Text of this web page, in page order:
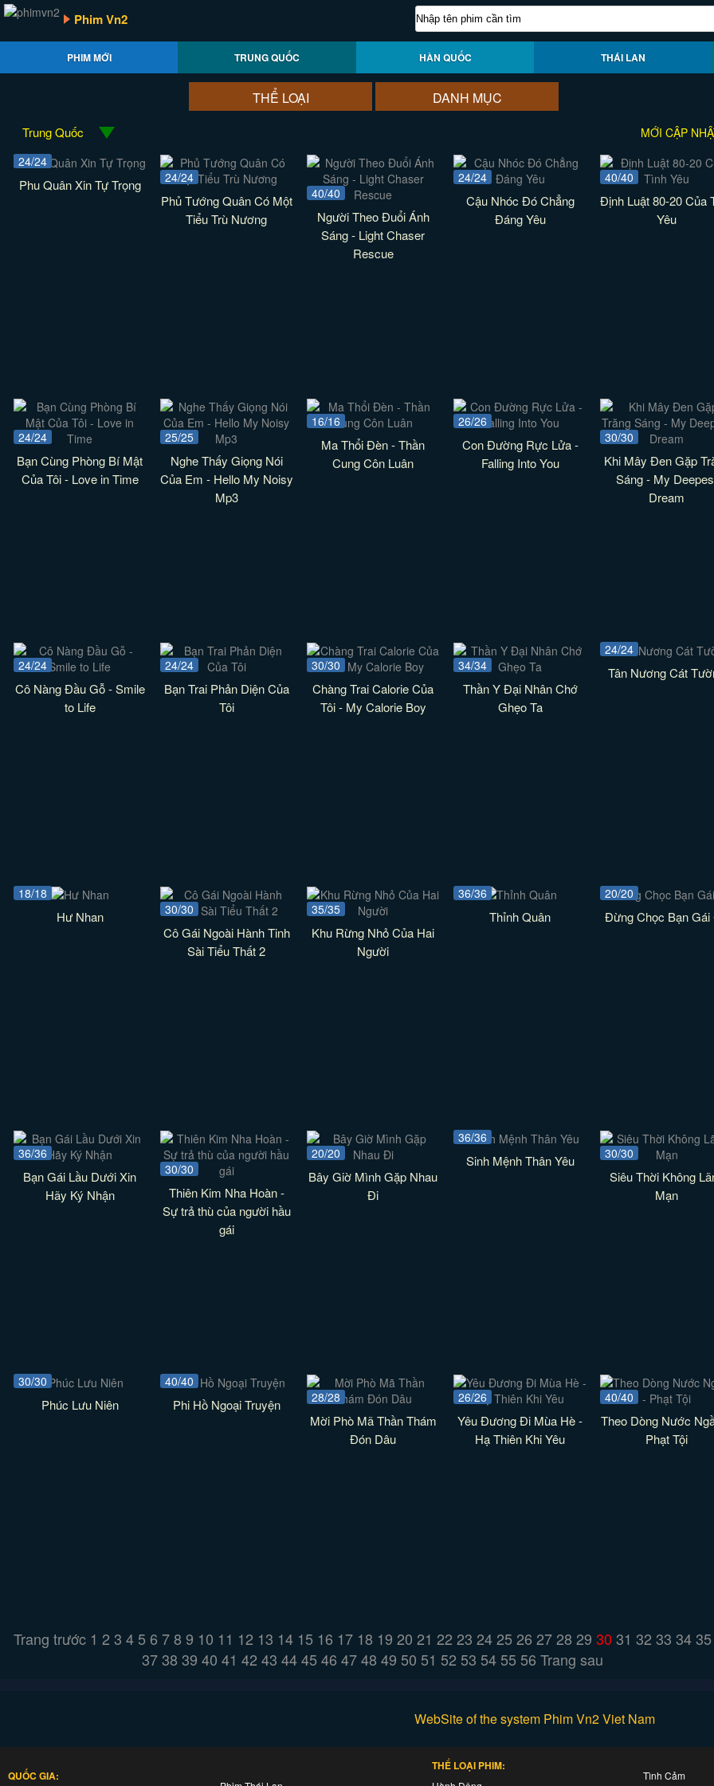
Phim Vn2
PHIM MỚI TRUNG QUỐC HÀN QUỐC THÁI LAN
THỂ LOẠI DANH MỤC
Trung Quốc
MỚI CẬP
24/24
Phu Quân Xin Tự Trọng 24/24
Phủ Tướng Quân Có Một
Tiểu Trù Nương
40/40
Người Theo Đuổi Ánh
Sáng - Light Chaser
Rescue
24/24
Cậu Nhóc Đó Chẳng
Đáng Yêu
40/40
Định Luật 80-20 Của
Yêu
24/24
Bạn Cùng Phòng Bí Mật
Của Tôi - Love in Time
25/25
Nghe Thấy Giọng Nói
Của Em - Hello My Noisy
Mp3
16/16
Ma Thổi Đèn - Thần
Cung Côn Luân
26/26
Con Đường Rực Lửa -
Falling Into You
30/30
Khi Mây Đen Gặp
Sáng - My
Dream
24/24
Cô Nàng Đầu Gỗ - Smile
to Life
24/24
Bạn Trai Phản Diện Của
Tôi
30/30
Chàng Trai Calorie Của
Tôi - My Calorie Boy
34/34
Thần Y Đại Nhân Chớ
Ghẹo Ta
24/24
Tân Nương Cát
18/18
Hư Nhan 30/30
Cô Gái Ngoài Hành Tinh
Sài Tiểu Thất 2
35/35
Khu Rừng Nhỏ Của Hai
Người
36/36
Thỉnh Quân
20/20
Đừng Chọc Bạn Gái
36/36
Bạn Gái Lầu Dưới Xin
Hãy Ký Nhận
30/30
Thiên Kim Nha Hoàn -
Sự trả thù của người hầu
gái
20/20
Bây Giờ Mình Gặp Nhau
Đi
36/36
Sinh Mệnh Thân Yêu 30/30
Siêu Thời Không
Mạn
30/30
Phúc Lưu Niên
40/40
Phi Hồ Ngoại Truyện 28/28
Mời Phò Mã Thần Thám
Đón Dâu
26/26
Yêu Đương Đi Mùa Hè -
Hạ Thiên Khi Yêu
40/40
Theo Dòng Nước
Phạt Tội
Trang trước 1 2 3 4 5 6 7 8 9 10 11 12 13 14 15 16 17 18 19 20 21 22 23 24 25 26 27 28 29 30 31 32 33 34 35
37 38 39 40 41 42 43 44 45 46 47 48 49 50 51 52 53 54 55 56 Trang sau
WebSite of the system Phim Vn2 Viet Nam
QUỐC GIA:
THỂ LOẠI PHIM:
Tình Cảm